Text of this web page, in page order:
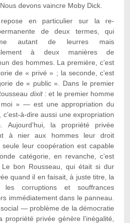
devons vaincre Moby Dick.
repose en particulier sur la re-
de deux termes, qui
autant de leurres mais
à deux manières de
des hommes. La première, c’est
de « privé » ; la seconde, c’est
de « public ». Dans le premier
dixit: et le premier homme
» — est une appropriation du
à-dire aussi une expropriation
la propriété privée
à nier aux hommes leur droit
leur coopération est capable
catégorie, en revanche, c’est
bon Rousseau, qui était si dur
quand il en faisait, à juste titre, la
corruptions et souffrances
immédiatement dans le panneau.
— problème de la démocratie
privée génère l’inégalité,